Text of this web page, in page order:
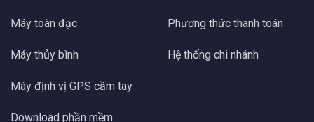
Máy toàn đạc
Máy thủy bình
Máy định vị GPS cầm tay
Download phần mềm
Phương thức thanh toán
Hệ thống chi nhánh